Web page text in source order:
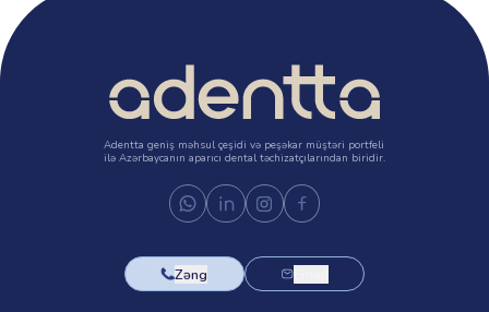
Adentta geniş məhsul çeşidi və peşəkar müştəri portfeli
ilə Azərbaycanın aparıcı dental təchizatçılarından biridir.
Zəng